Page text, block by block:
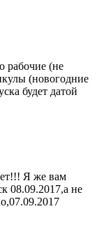
рабочие (не
(новогодние
будет датой
Я же вам
08.09.2017,а не